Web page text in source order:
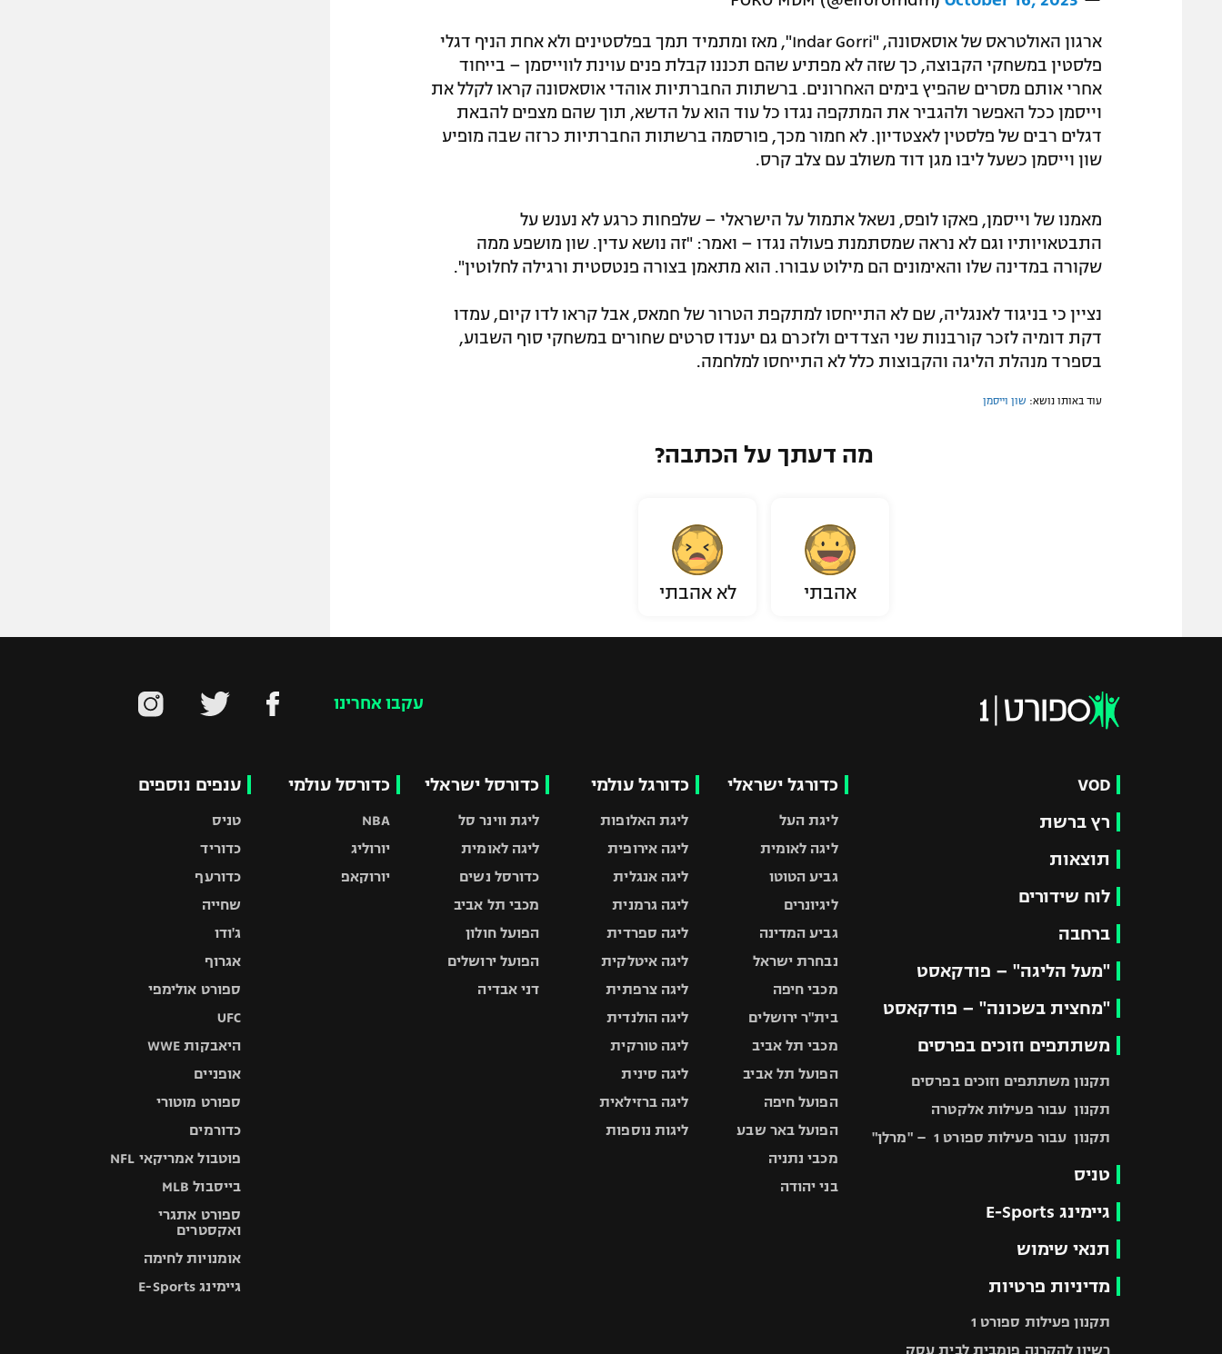
ארגון האולטראס של אוסאסונה, "Indar Gorri", מאז ומתמיד תמך בפלסטינים ולא אחת הניף דגלי
פלסטין במשחקי הקבוצה, כך שזה לא מפתיע שהם תכננו קבלת פנים עוינת לווייסמן – בייחוד
אחרי אותם מסרים שהפיץ בימים האחרונים. ברשתות החברתיות אוהדי אוסאסונה קראו לקלל את
וייסמן ככל האפשר ולהגביר את המתקפה נגדו כל עוד הוא על הדשא, תוך שהם מצפים להבאת
דגלים רבים של פלסטין לאצטדיון. לא חמור מכך, פורסמה ברשתות החברתיות כרזה שבה מופיע
שון וייסמן כשעל ליבו מגן דוד משולב עם צלב קרס.
מאמנו של וייסמן, פאקו לופס, נשאל אתמול על הישראלי – שלפחות כרגע לא נענש על
התבטאויותיו וגם לא נראה שמסתמנת פעולה נגדו – ואמר: "זה נושא עדין. שון מושפע ממה
שקורה במדינה שלו והאימונים הם מילוט עבורו. הוא מתאמן בצורה פנטסטית ורגילה לחלוטין".
נציין כי בניגוד לאנגליה, שם לא התייחסו למתקפת הטרור של חמאס, אבל קראו לדו קיום, עמדו
דקת דומיה לזכר קורבנות שני הצדדים ולזכרם גם יענדו סרטים שחורים במשחקי סוף השבוע,
בספרד מנהלת הליגה והקבוצות כלל לא התייחסו למלחמה.
עוד באותו נושא: שון וייסמן
מה דעתך על הכתבה?
אהבתי לא אהבתי
עקבו אחרינו
VOD
רץ ברשת
תוצאות
לוח שידורים
ברחבה
"מעל הליגה" – פודקאסט
"מחצית בשכונה" – פודקאסט
משתתפים וזוכים בפרסים
תקנון משתתפים וזוכים בפרסים
תקנון עבור פעילות אלקטרה
תקנון עבור פעילות ספורט 1 – "מרלן"
טניס
גיימינג E-Sports
תנאי שימוש
מדיניות פרטיות
תקנון פעילות ספורט 1
רשיון להקרנה פומבית לבית עסק
כדורגל ישראלי
ליגת העל
ליגה לאומית
גביע הטוטו
ליגיונרים
גביע המדינה
נבחרת ישראל
מכבי חיפה
בית"ר ירושלים
מכבי תל אביב
הפועל תל אביב
הפועל חיפה
הפועל באר שבע
מכבי נתניה
בני יהודה
כדורגל עולמי
ליגת האלופות
ליגה אירופית
ליגה אנגלית
ליגה גרמנית
ליגה ספרדית
ליגה איטלקית
ליגה צרפתית
ליגה הולנדית
ליגה טורקית
ליגה סינית
ליגה ברזילאית
ליגות נוספות
כדורסל ישראלי
ליגת ווינר סל
ליגה לאומית
כדורסל נשים
מכבי תל אביב
הפועל חולון
הפועל ירושלים
דני אבדיה
כדורסל עולמי
NBA
יורוליג
יורוקאפ
ענפים נוספים
טניס
כדוריד
כדורעף
שחייה
ג'ודו
אגרוף
ספורט אולימפי
UFC
היאבקות WWE
אופניים
ספורט מוטורי
כדורמים
פוטבול אמריקאי NFL
בייסבול MLB
ספורט אתגרי
ואקסטרים
אומנויות לחימה
גיימינג E-Sports